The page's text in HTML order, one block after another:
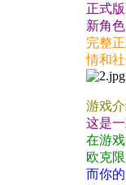
正式
新角色
完整
情和社
游戏介
这是
在游
欧克限
而你